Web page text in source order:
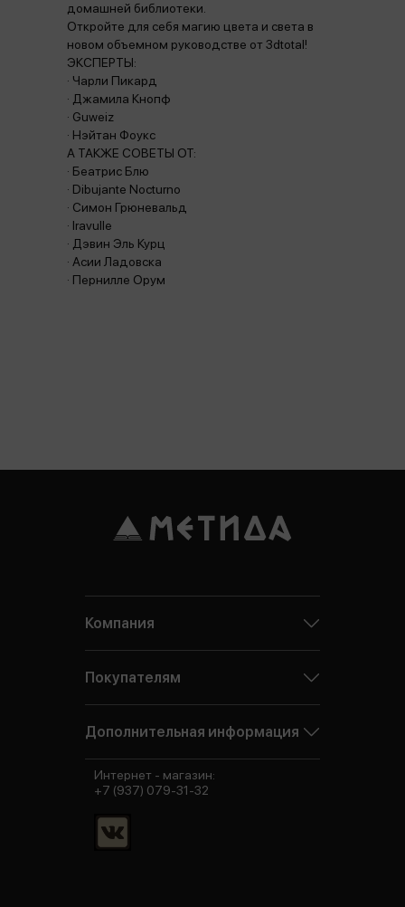
домашней библиотеки.
Откройте для себя магию цвета и света в
новом объемном руководстве от 3dtotal!
ЭКСПЕРТЫ:
· Чарли Пикард
· Джамила Кнопф
· Guweiz
· Нэйтан Фоукс
А ТАКЖЕ СОВЕТЫ ОТ:
· Беатрис Блю
· Dibujante Nocturno
· Симон Грюневальд
· Iravulle
· Дэвин Эль Курц
· Асии Ладовска
· Пернилле Орум
Компания
Покупателям
Дополнительная информация
Интернет - магазин:
+7 (937) 079-31-32